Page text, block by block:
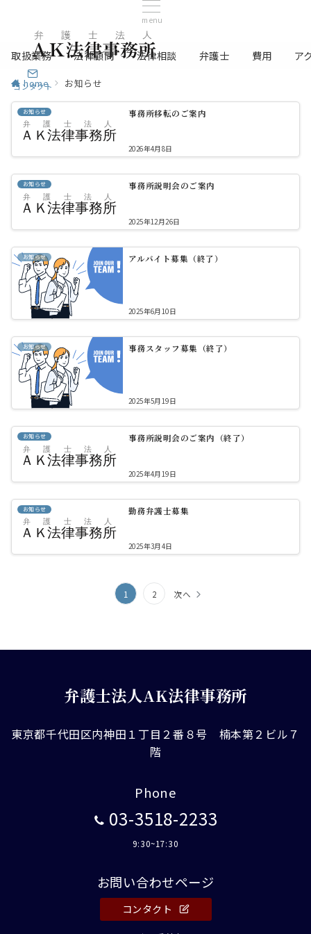
menu
コンタクト
取扱業務 法律顧問 法律相談 弁護士 費用 ア
home お知らせ
お知らせ 事務所移転のご案内
2026年4月8日
お知らせ 事務所説明会のご案内
2025年12月26日
お知らせ アルバイト募集（終了）
2025年6月10日
お知らせ 事務スタッフ募集（終了）
2025年5月19日
お知らせ 事務所説明会のご案内（終了）
2025年4月19日
お知らせ 勤務弁護士募集
2025年3月4日
送
1 2 次へ
弁護士法人AK法律事務所
東京都千代田区内神田１丁目２番８号 楠本第２ビル７
階
Phone
03-3518-2233
9:30~17:30
お問い合わせページ
コンタクト